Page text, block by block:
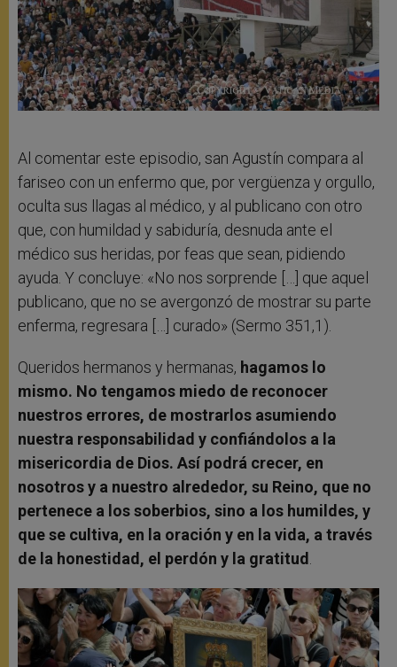
Al comentar este episodio, san Agustín compara al
fariseo con un enfermo que, por vergüenza y orgullo,
oculta sus llagas al médico, y al publicano con otro
que, con humildad y sabiduría, desnuda ante el
médico sus heridas, por feas que sean, pidiendo
ayuda. Y concluye: «No nos sorprende […] que aquel
publicano, que no se avergonzó de mostrar su parte
enferma, regresara […] curado» (Sermo 351,1).
Queridos hermanos y hermanas, hagamos lo
mismo. No tengamos miedo de reconocer
nuestros errores, de mostrarlos asumiendo
nuestra responsabilidad y confiándolos a la
misericordia de Dios. Así podrá crecer, en
nosotros y a nuestro alrededor, su Reino, que no
pertenece a los soberbios, sino a los humildes, y
que se cultiva, en la oración y en la vida, a través
de la honestidad, el perdón y la gratitud